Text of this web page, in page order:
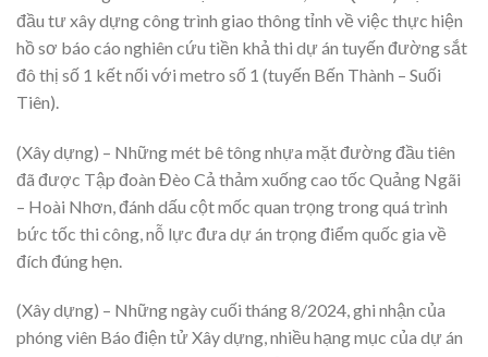
đầu tư xây dựng công trình giao thông tỉnh về việc thực hiện
hồ sơ báo cáo nghiên cứu tiền khả thi dự án tuyến đường sắt
đô thị số 1 kết nối với metro số 1 (tuyến Bến Thành – Suối
Tiên).
(Xây dựng) – Những mét bê tông nhựa mặt đường đầu tiên
đã được Tập đoàn Đèo Cả thảm xuống cao tốc Quảng Ngãi
– Hoài Nhơn, đánh dấu cột mốc quan trọng trong quá trình
bức tốc thi công, nỗ lực đưa dự án trọng điểm quốc gia về
đích đúng hẹn.
(Xây dựng) – Những ngày cuối tháng 8/2024, ghi nhận của
phóng viên Báo điện tử Xây dựng, nhiều hạng mục của dự án